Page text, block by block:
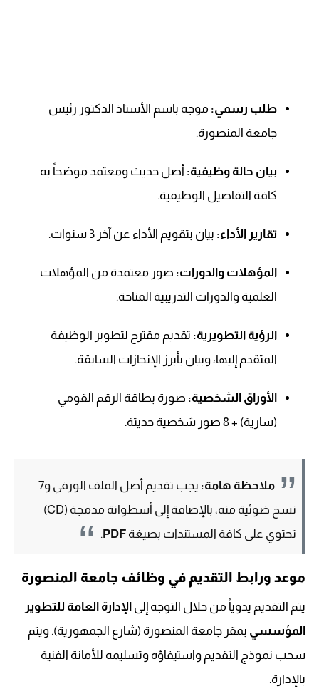
طلب رسمي: موجه باسم الأستاذ الدكتور رئيس
جامعة المنصورة.
بيان حالة وظيفية: أصل حديث ومعتمد موضحاً به
كافة التفاصيل الوظيفية.
تقارير الأداء: بيان بتقويم الأداء عن آخر 3 سنوات.
المؤهلات والدورات: صور معتمدة من المؤهلات
العلمية والدورات التدريبية المتاحة.
الرؤية التطويرية: تقديم مقترح لتطوير الوظيفة
المتقدم إليها، وبيان بأبرز الإنجازات السابقة.
الأوراق الشخصية: صورة بطاقة الرقم القومي
(سارية) + 8 صور شخصية حديثة.
ملاحظة هامة:
يجب تقديم أصل الملف الورقي و7
نسخ ضوئية منه، بالإضافة إلى أسطوانة مدمجة (CD)
تحتوي على كافة المستندات بصيغةPDF
.
موعد ورابط التقديم في وظائف جامعة المنصورة
يتم التقديم يدوياً من خلال التوجه إلى الإدارة العامة للتطوير
المؤسسي بمقر جامعة المنصورة (شارع الجمهورية). ويتم
سحب نموذج التقديم واستيفاؤه وتسليمه للأمانة الفنية
بالإدارة.